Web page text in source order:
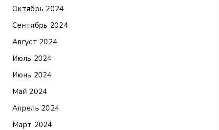
Октябрь 2024
Сентябрь 2024
Август 2024
Июль 2024
Июнь 2024
Май 2024
Апрель 2024
Март 2024